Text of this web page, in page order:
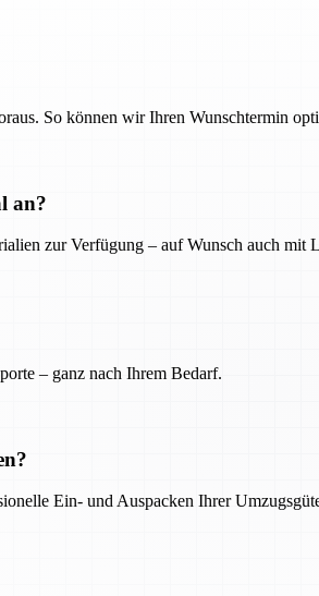
So können wir Ihren Wunschtermin
an?
zur Verfügung – auf Wunsch auch mit
– ganz nach Ihrem Bedarf.
Ein- und Auspacken Ihrer